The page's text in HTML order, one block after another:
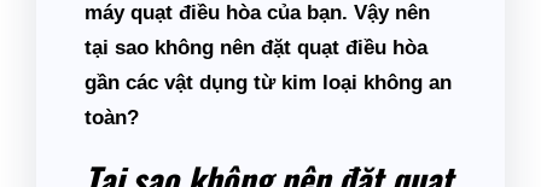
máy quạt điều hòa của bạn. Vậy nên
tại sao không nên đặt quạt điều hòa
gần các vật dụng từ kim loại không an
toàn?